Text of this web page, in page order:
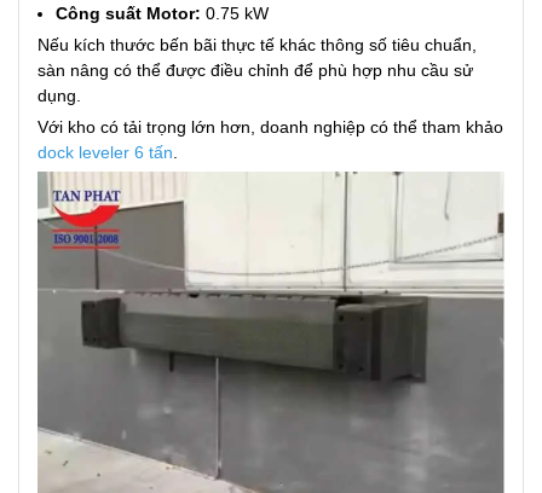
Công suất Motor: 0.75 kW
Nếu kích thước bến bãi thực tế khác thông số tiêu chuẩn,
sàn nâng có thể được điều chỉnh để phù hợp nhu cầu sử
dụng.
Với kho có tải trọng lớn hơn, doanh nghiệp có thể tham khảo
dock leveler 6 tấn